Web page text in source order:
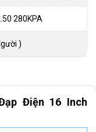
280KPA
)
Điện 16 Inch